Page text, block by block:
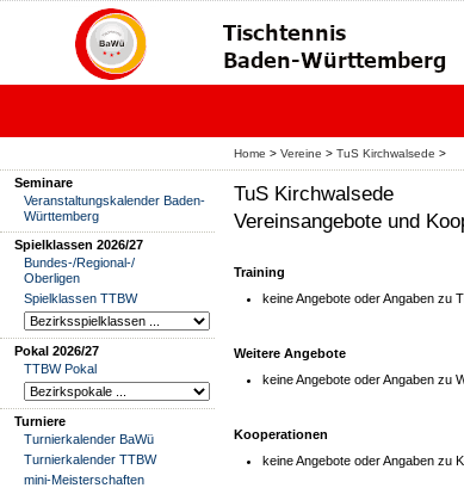
Home > Vereine > TuS Kirchwalsede >
Seminare
Veranstaltungskalender Baden-
Württemberg
Spielklassen 2026/27
Bundes-/Regional-/
Oberligen
Spielklassen TTBW
Pokal 2026/27
TTBW Pokal
Turniere
Turnierkalender BaWü
Turnierkalender TTBW
mini-Meisterschaften
TuS Kirchwalsede
Vereinsangebote und
Training
keine Angebote oder Angaben zu
Weitere Angebote
keine Angebote oder Angaben zu
Kooperationen
keine Angebote oder Angaben zu